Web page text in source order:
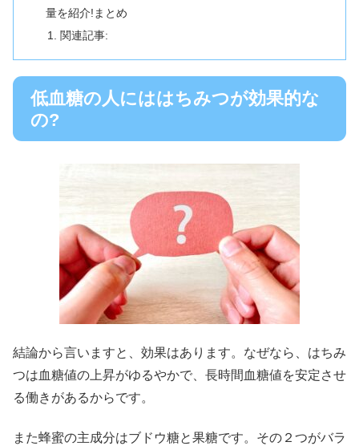
量を紹介!まとめ
関連記事:
低血糖の人にははちみつが効果的な
の?
結論から言いますと、効果はあります。なぜなら、はちみ
つは血糖値の上昇がゆるやかで、長時間血糖値を安定させ
る働きがあるからです。
また蜂蜜の主成分はブドウ糖と果糖です。その２つがバラ